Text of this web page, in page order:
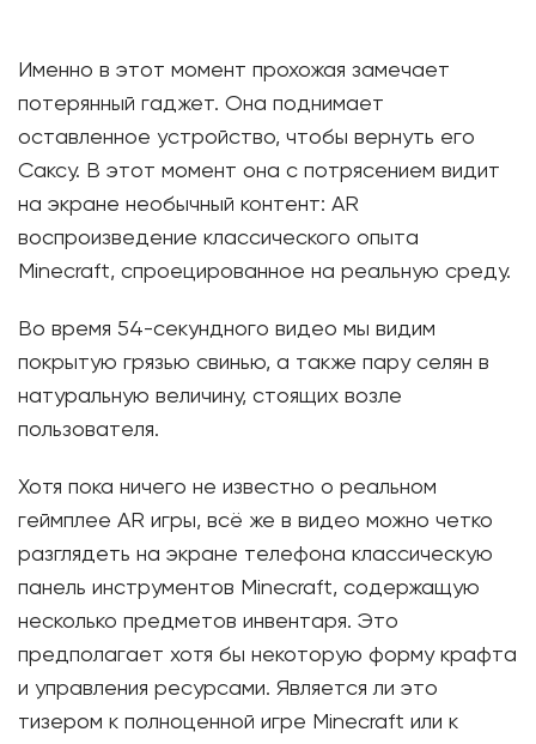
Именно в этот момент прохожая замечает
потерянный гаджет. Она поднимает
оставленное устройство, чтобы вернуть его
Саксу. В этот момент она с потрясением видит
на экране необычный контент: AR
воспроизведение классического опыта
Minecraft, спроецированное на реальную среду.
Во время 54-секундного видео мы видим
покрытую грязью свинью, а также пару селян в
натуральную величину, стоящих возле
пользователя.
Хотя пока ничего не известно о реальном
геймплее AR игры, всё же в видео можно четко
разглядеть на экране телефона классическую
панель инструментов Minecraft, содержащую
несколько предметов инвентаря. Это
предполагает хотя бы некоторую форму крафта
и управления ресурсами. Является ли это
тизером к полноценной игре Minecraft или к